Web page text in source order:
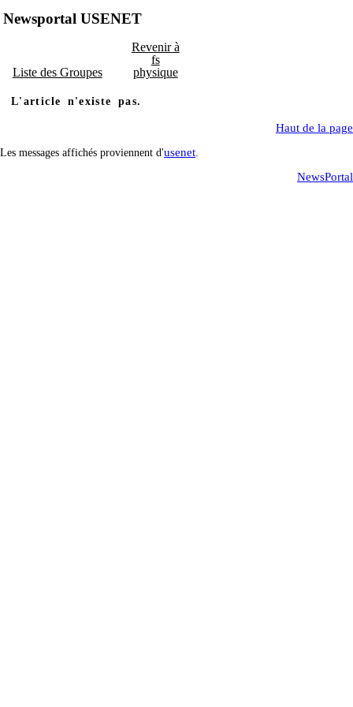
Newsportal USENET
Liste des Groupes
Revenir à
fs
physique
L'article n'existe pas.
Haut de la page
Les messages affichés proviennent d'usenet
NewsPortal